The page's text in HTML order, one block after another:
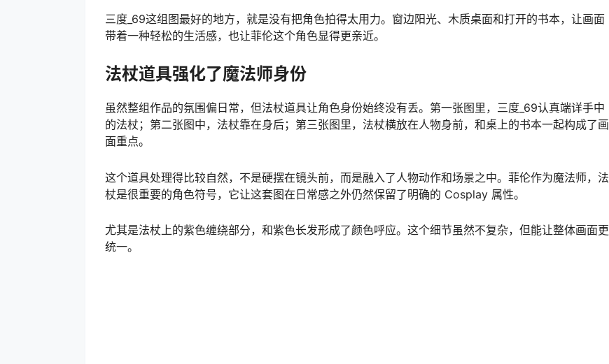
三度_69这组图最好的地方，就是没有把角色拍得太用力。窗边阳光、木质桌面和打开的书本，让画面
带着一种轻松的生活感，也让菲伦这个角色显得更亲近。
法杖道具强化了魔法师身份
虽然整组作品的氛围偏日常，但法杖道具让角色身份始终没有丢。第一张图里，三度_69认真端详手中
的法杖；第二张图中，法杖靠在身后；第三张图里，法杖横放在人物身前，和桌上的书本一起构成了画
面重点。
这个道具处理得比较自然，不是硬摆在镜头前，而是融入了人物动作和场景之中。菲伦作为魔法师，法
杖是很重要的角色符号，它让这套图在日常感之外仍然保留了明确的 Cosplay 属性。
尤其是法杖上的紫色缠绕部分，和紫色长发形成了颜色呼应。这个细节虽然不复杂，但能让整体画面更
统一。